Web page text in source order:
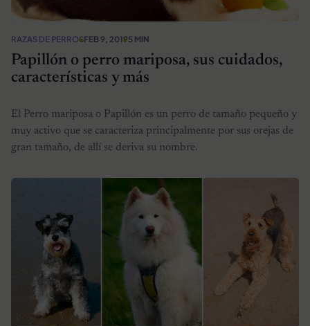
RAZAS DE PERROSFEB 9, 20195 MIN
Papillón o perro mariposa, sus cuidados,
características y más
El Perro mariposa o Papillón es un perro de tamaño pequeño y
muy activo que se caracteriza principalmente por sus orejas de
gran tamaño, de allí se deriva su nombre.